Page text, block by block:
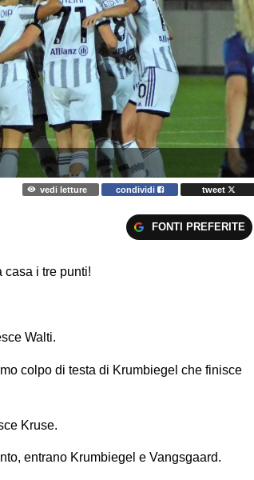
vedi letture condividi tweet
FONTI PREFERITE
casa i tre punti!
Walti.
colpo di testa di Krumbiegel che finisce
Kruse.
entrano Krumbiegel e Vangsgaard.